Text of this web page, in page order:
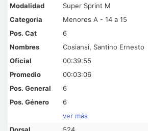
Super Sprint M
Menores A - 14 a 15
6
Cosiansi, Santino Ernesto
00:39:55
00:03:06
6
6
ver más
524